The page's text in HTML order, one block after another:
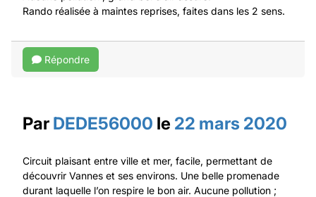
Rando réalisée à maintes reprises, faites dans les 2 sens.
Répondre
Par DEDE56000 le 22 mars 2020
Circuit plaisant entre ville et mer, facile, permettant de
découvrir Vannes et ses environs. Une belle promenade
durant laquelle l’on respire le bon air. Aucune pollution ;